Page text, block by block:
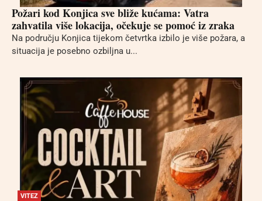
Požari kod Konjica sve bliže kućama: Vatra
zahvatila više lokacija, očekuje se pomoć iz zraka
Na području Konjica tijekom četvrtka izbilo je više požara, a
situacija je posebno ozbiljna u...
VITEZ